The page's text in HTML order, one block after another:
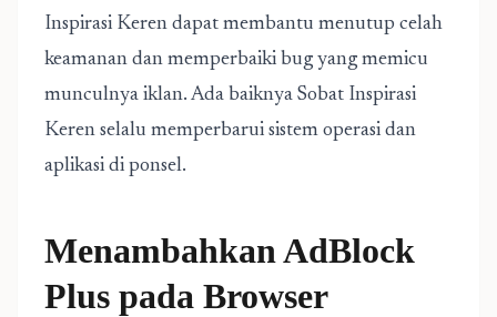
Inspirasi Keren dapat membantu menutup celah
keamanan dan memperbaiki bug yang memicu
munculnya iklan. Ada baiknya Sobat Inspirasi
Keren selalu memperbarui sistem operasi dan
aplikasi di ponsel.
Menambahkan AdBlock
Plus pada Browser